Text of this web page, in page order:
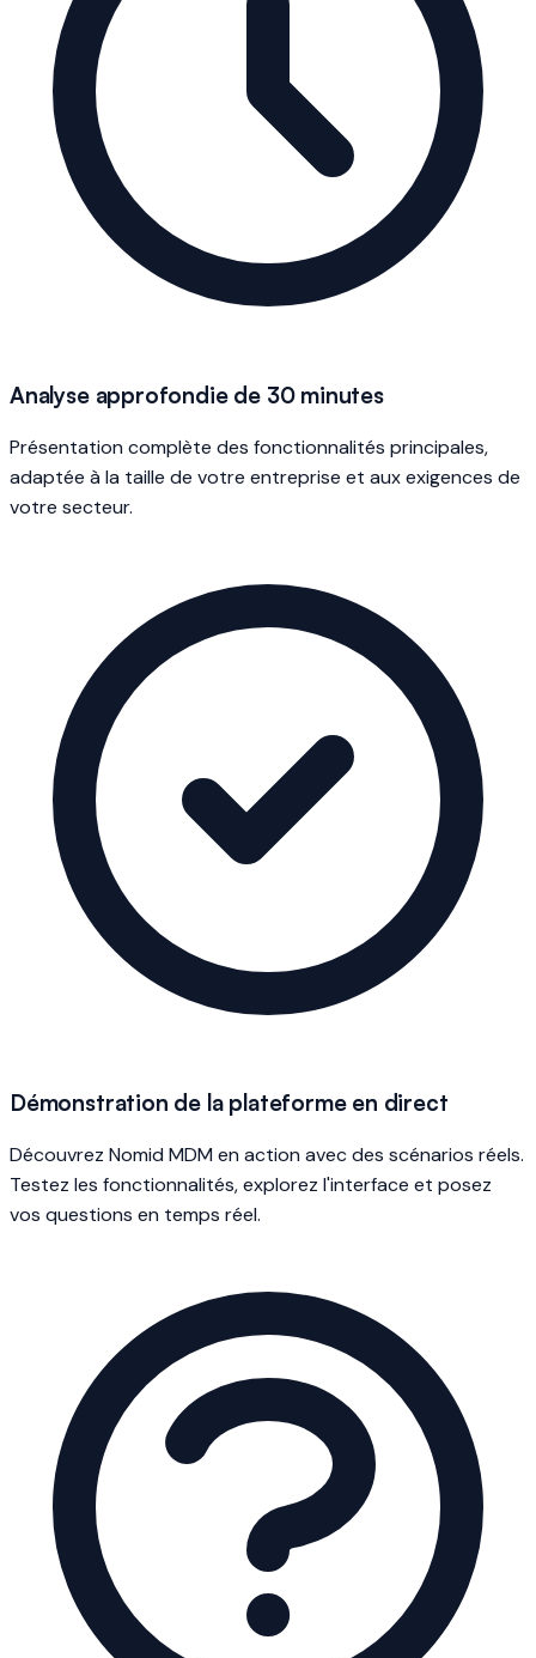
Analyse approfondie de 30 minutes
Présentation complète des fonctionnalités principales,
adaptée à la taille de votre entreprise et aux exigences de
votre secteur.
Démonstration de la plateforme en direct
Découvrez Nomid MDM en action avec des scénarios réels.
Testez les fonctionnalités, explorez l'interface et posez
vos questions en temps réel.